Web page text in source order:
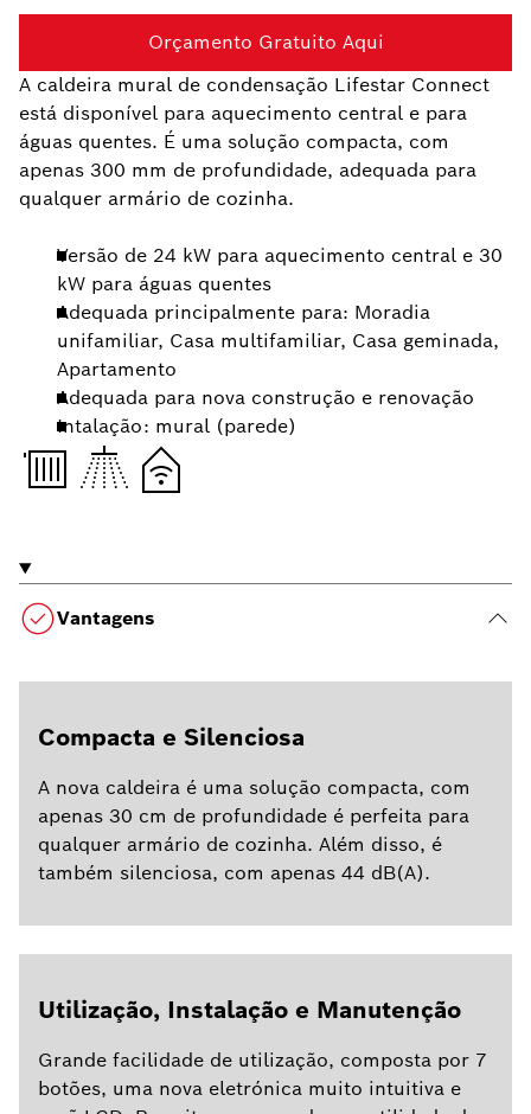
Orçamento Gratuito Aqui
A caldeira mural de condensação Lifestar Connect
está disponível para aquecimento central e para
águas quentes. É uma solução compacta, com
apenas 300 mm de profundidade, adequada para
qualquer armário de cozinha.
Versão de 24 kW para aquecimento central e 30
kW para águas quentes
Adequada principalmente para: Moradia
unifamiliar, Casa multifamiliar, Casa geminada,
Apartamento
Adequada para nova construção e renovação
Intalação: mural (parede)
Vantagens
Compacta e Silenciosa
A nova caldeira é uma solução compacta, com
apenas 30 cm de profundidade é perfeita para
qualquer armário de cozinha. Além disso, é
também silenciosa, com apenas 44 dB(A).
Utilização, Instalação e Manutenção
Grande facilidade de utilização, composta por 7
botões, uma nova eletrónica muito intuitiva e